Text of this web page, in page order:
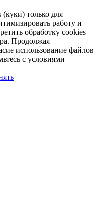
только для
работу и
обработку cookies
Продолжая
использование файлов
с условиями